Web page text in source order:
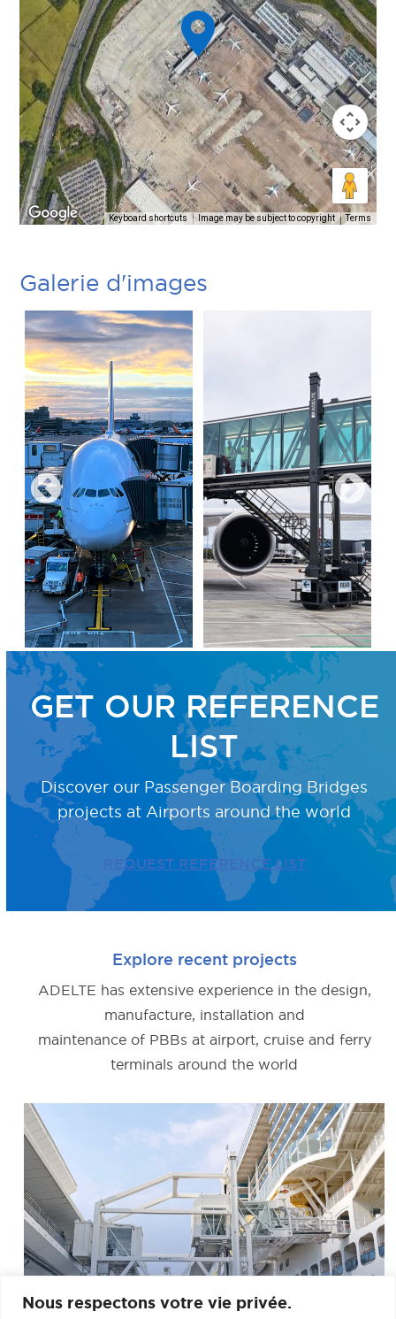
Nous respectons votre vie privée.
Keyboard shortcuts Image may be subject to copyright Terms
Galerie d'images
GET OUR REFERENCE
LIST
Discover our Passenger Boarding Bridges
projects at Airports around the world
REQUEST REFERENCE LIST
Explore recent projects
ADELTE has extensive experience in the design,
manufacture, installation and
maintenance of PBBs at airport, cruise and ferry
terminals around the world